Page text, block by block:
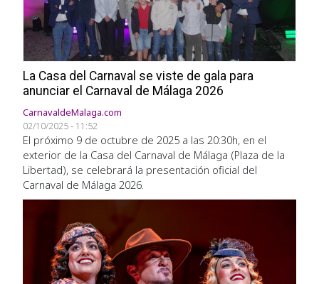
La Casa del Carnaval se viste de gala para
anunciar el Carnaval de Málaga 2026
CarnavaldeMalaga.com
02/10/2025 - 11:52
El próximo 9 de octubre de 2025 a las 20:30h, en el
exterior de la Casa del Carnaval de Málaga (Plaza de la
Libertad), se celebrará la presentación oficial del
Carnaval de Málaga 2026.